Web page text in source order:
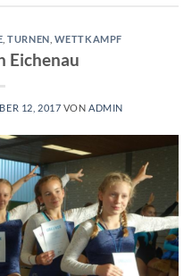
,TURNEN WETTKAMPF
Eichenau
12, 2017 VONADMIN